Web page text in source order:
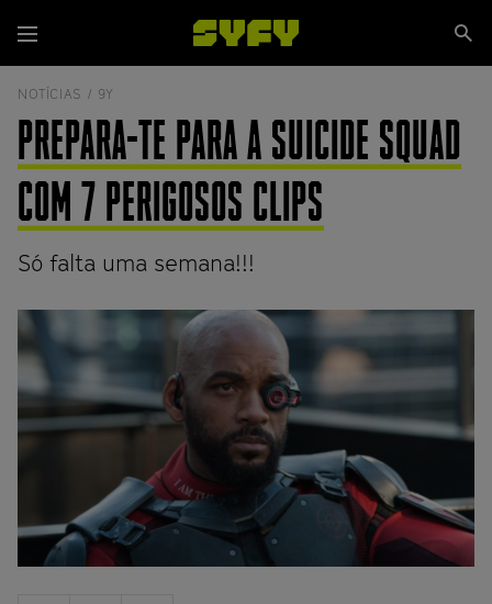
para
o
conteúdo
Menu
NOTÍCIAS / 9Y
PREPARA-TE PARA A SUICIDE SQUAD
COM 7 PERIGOSOS CLIPS
Só falta uma semana!!!